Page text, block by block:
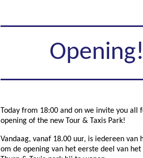
Opening!
Today from 18:00 and on we invite you all
opening of the new Tour & Taxis Park!
Vandaag, vanaf 18.00 uur, is iedereen van
om de opening van het eerste deel van